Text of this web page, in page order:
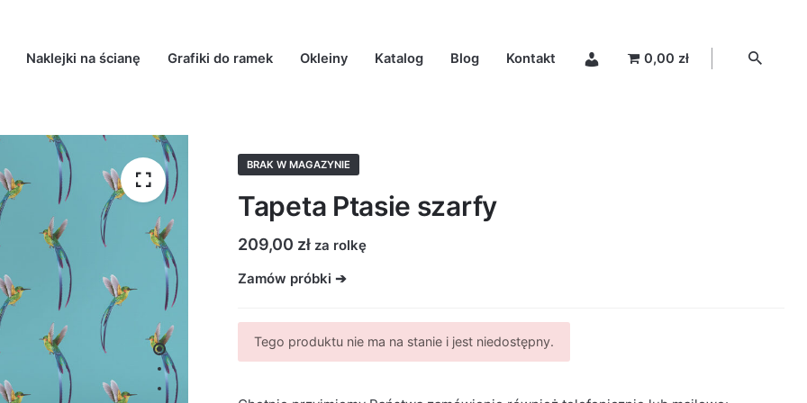
Naklejki na ścianę Grafiki do ramek Okleiny Katalog Blog Kontakt 0,00 zł
BRAK W MAGAZYNIE
Tapeta Ptasie szarfy
209,00 zł za rolkę
Zamów próbki ➔
Tego produktu nie ma na stanie i jest niedostępny.